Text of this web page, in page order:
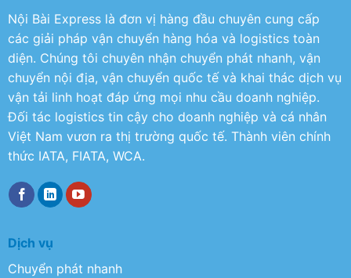
Nội Bài Express là đơn vị hàng đầu chuyên cung cấp
các giải pháp vận chuyển hàng hóa và logistics toàn
diện. Chúng tôi chuyên nhận chuyển phát nhanh, vận
chuyển nội địa, vận chuyển quốc tế và khai thác dịch vụ
vận tải linh hoạt đáp ứng mọi nhu cầu doanh nghiệp.
Đối tác logistics tin cậy cho doanh nghiệp và cá nhân
Việt Nam vươn ra thị trường quốc tế. Thành viên chính
thức IATA, FIATA, WCA.
Dịch vụ
Chuyển phát nhanh